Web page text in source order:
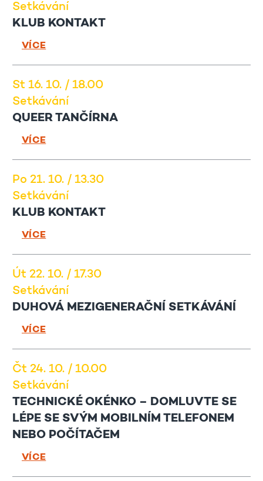
Setkávání
KLUB KONTAKT
VÍCE
St 16. 10. / 18.00
Setkávání
QUEER TANČÍRNA
VÍCE
Po 21. 10. / 13.30
Setkávání
KLUB KONTAKT
VÍCE
Út 22. 10. / 17.30
Setkávání
DUHOVÁ MEZIGENERAČNÍ SETKÁVÁNÍ
VÍCE
Čt 24. 10. / 10.00
Setkávání
TECHNICKÉ OKÉNKO – DOMLUVTE SE
LÉPE SE SVÝM MOBILNÍM TELEFONEM
NEBO POČÍTAČEM
VÍCE